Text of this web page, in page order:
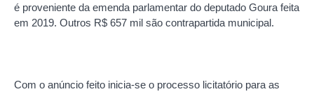
é proveniente da emenda parlamentar do deputado Goura feita
em 2019. Outros R$ 657 mil são contrapartida municipal.
Com o anúncio feito inicia-se o processo licitatório para as